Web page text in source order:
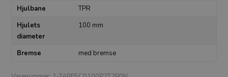
Hjulbane
TPR
Hjulets
diameter
100 mm
Bremse med bremse